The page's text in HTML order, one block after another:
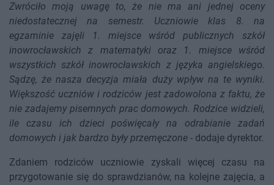
Zwróciło moją uwagę to, że nie ma ani jednej oceny
niedostatecznej na semestr. Uczniowie klas 8. na
egzaminie zajęli 1. miejsce wśród publicznych szkół
inowrocławskich z matematyki oraz 1. miejsce wśród
wszystkich szkół inowrocławskich z języka angielskiego.
Sądzę, że nasza decyzja miała duży wpływ na te wyniki.
Większość uczniów i rodziców jest zadowolona z faktu, że
nie zadajemy pisemnych prac domowych. Rodzice widzieli,
ile czasu ich dzieci poświęcały na odrabianie zadań
domowych i jak bardzo były przemęczone - dodaje dyrektor.
Zdaniem rodziców uczniowie zyskali więcej czasu na
przygotowanie się do sprawdzianów, na kolejne zajęcia, a